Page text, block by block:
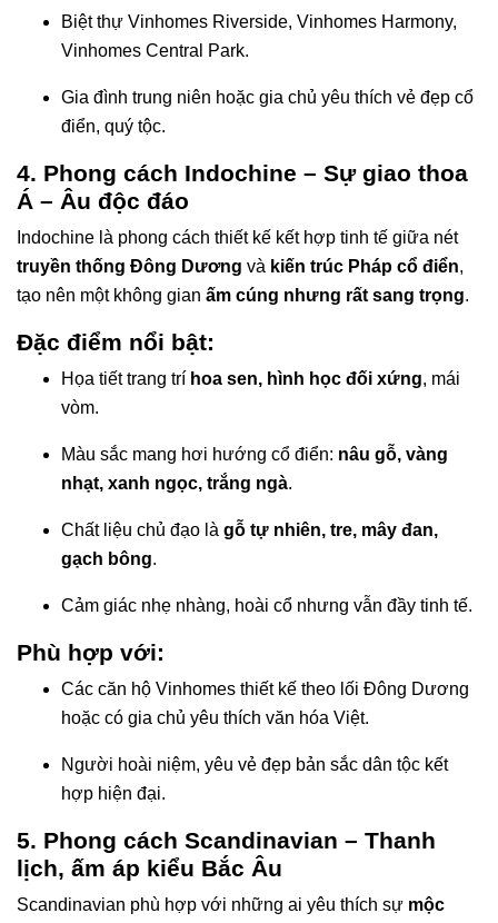
Biệt thự Vinhomes Riverside, Vinhomes Harmony,
Vinhomes Central Park.
Gia đình trung niên hoặc gia chủ yêu thích vẻ đẹp cổ
điển, quý tộc.
4. Phong cách Indochine – Sự giao thoa
Á – Âu độc đáo
Indochine là phong cách thiết kế kết hợp tinh tế giữa nét
truyền thống Đông Dương và kiến trúc Pháp cổ điển,
tạo nên một không gian ấm cúng nhưng rất sang trọng.
Đặc điểm nổi bật:
Họa tiết trang trí hoa sen, hình học đối xứng, mái
vòm.
Màu sắc mang hơi hướng cổ điển: nâu gỗ, vàng
nhạt, xanh ngọc, trắng ngà.
Chất liệu chủ đạo là gỗ tự nhiên, tre, mây đan,
gạch bông.
Cảm giác nhẹ nhàng, hoài cổ nhưng vẫn đầy tinh tế.
Phù hợp với:
Các căn hộ Vinhomes thiết kế theo lối Đông Dương
hoặc có gia chủ yêu thích văn hóa Việt.
Người hoài niệm, yêu vẻ đẹp bản sắc dân tộc kết
hợp hiện đại.
5. Phong cách Scandinavian – Thanh
lịch, ấm áp kiểu Bắc Âu
Scandinavian phù hợp với những ai yêu thích sự mộc